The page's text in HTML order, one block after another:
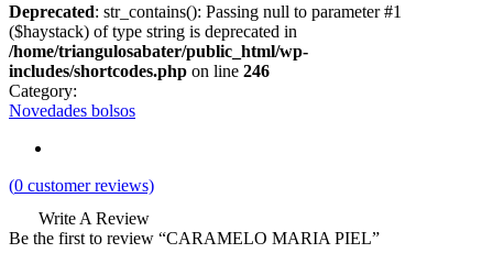
Deprecated: str_contains(): Passing null to parameter #1
($haystack) of type string is deprecated in
/home/triangulosabater/public_html/wp-
includes/shortcodes.php on line 246
Category:
Novedades bolsos
(0 customer reviews)
Write A Review
Be the first to review “CARAMELO MARIA PIEL”